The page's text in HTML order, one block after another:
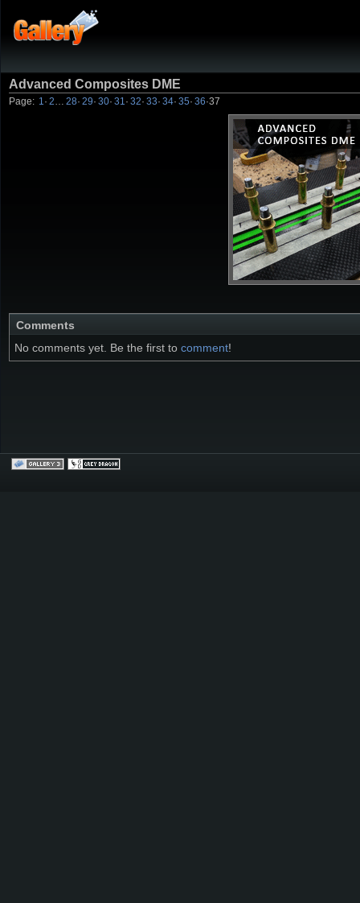
Advanced Composites DME
Page: 1 · 2 28· 29· 30· 31 · 32· 33· 34· 35· 36·37
Comments
No comments yet. Be the first to comment!